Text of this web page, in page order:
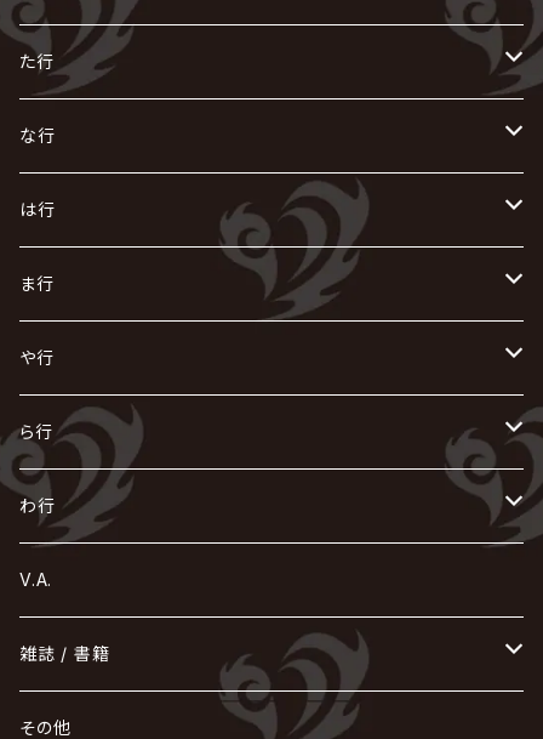
AIOLIN
浅葱 / ASAGI
Azavana
Acid Black Cherry
Ashmaze.
IKUO
exist†trace
イビツ マル
色々な十字架
168 / 葵-168-
う
VIRGE / ヴァージュ
Waive
UCHUSENTAI:NOIZ / 宇宙戦隊NOIZ
え
ACE OF SPADES
X JAPAN
えんそく
お
AURORIZE
OFIAM
怪人二十面奏
Kαin
CASCADE
the GazettE
GOTCHAROCKA
き
KISAKI
キズ
清春
KIRITO / キリト
己龍
く
Crack6
グラビティ
gremlins
GREN / グレン
黒夢
け
[ kei ] / 圭
仮病
こ
GOATBED
ゴールデンボンバー
コドモドラゴン
さ
ザアザア
The THIRTEEN
さくら前線
Sadie
XANVALA
し
Zeke Deux
Z CLEAR
-真天地開闢集団-ジグザグ
Sick²
ジグソウ
シド
す
Z CLEAR
超ジャシー
Scarlet Valse
SUGIZO
SCAPEGOAT
SPLENDID GOD GIRAFFE
せ
ゼラ
零[Hz]
仙台貨物
そ
SOPHIA
ZOMBIE / ぞんび
た行
た
DASEIN
DAIGO
TAKURO
DazzlingBAD
DADAROMA
逹瑯
DAVID / SUI / 縁
ち
CHAQLA.
つ
て
D
DIAURA
と
東京花嫁
Tourbillon
な行
な
NIGHTMARE
NAZARE
に
NiEL
NICOLAS
ぬ
nurié
ね
NETH PRIERE CAIN
NEVERLAND
の
NoGoD
NOCTURNAL BLOODLUST
は行
は
heidi.
H.U.G
BUCK-TICK
花見桜こうき
ひ
HERO
美炎-BIEN-
ふ
Far East Dizain
Fatüm
へ
BabyKingdom
THE BEETHOVEN
ほ
POIDOL
HOLLOWGRAM
ま行
ま
THE MICRO HEAD 4N'S
MAO / マオ from SID
み
未完成アリス
ミスイ
む
MUCC / ムック
め
メトロノーム
MERRY / メリー
も
THE MORTAL
や行
や
ヤミテラ / 外道反逆者ヤミテラ
ゆ
YUKIYA / 藤田幸也
ユナイト
よ
ら行
ら
rice
Rides In ReVellion
り
Leetspeak monsters
Ricky
る
Ruiza
れ
わ行
わ
wyse
我が為
V.A.
雑誌 / 書籍
hévn
その他